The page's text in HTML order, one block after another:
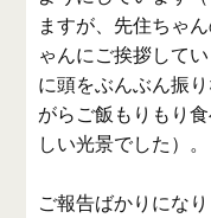
ますが、先住ちゃ
ゃんにご挨拶して
に頭をぶんぶん振
がらご飯もりもり
しい光景でした）。
ご報告ばかりにな